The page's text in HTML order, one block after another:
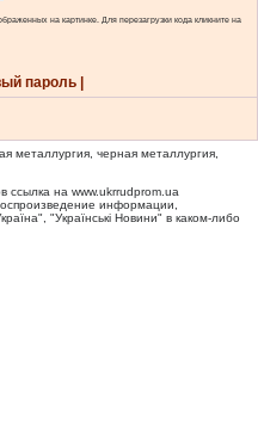
на картинке. Для перезагрузки кода кликните на
пароль |
металлургия, черная металлургия,
ссылка на www.ukrrudprom.ua
информации,
"Українськi Новини" в каком-либо